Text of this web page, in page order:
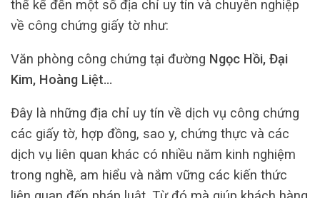
thể kể đến một số địa chỉ uy tín và chuyên nghiệp
về công chứng giấy tờ như:
Văn phòng công chứng tại đường Ngọc Hồi, Đại
Kim, Hoàng Liệt…
Đây là những địa chỉ uy tín về dịch vụ công chứng
các giấy tờ, hợp đồng, sao y, chứng thực và các
dịch vụ liên quan khác có nhiều năm kinh nghiệm
trong nghề, am hiểu và nắm vững các kiến thức